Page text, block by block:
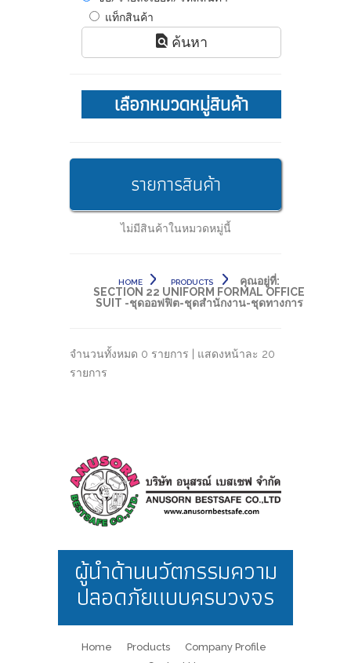
แท็กสินค้า
ค้นหา
เลือกหมวดหมู่สินค้า
รายการสินค้า
ไม่มีสินค้าในหมวดหมู่นี้
HOME PRODUCTS
คุณอยู่ที่:
SECTION 22 UNIFORM FORMAL OFFICE
SUIT -ชุดออฟฟิต-ชุดสำนักงาน-ชุดทางการ
จำนวนทั้งหมด 0 รายการ | แสดงหน้าละ 20
รายการ
ผู้นำด้านนวัตกรรมความ
ปลอดภัยแบบครบวงจร
Home Products
Company Profile